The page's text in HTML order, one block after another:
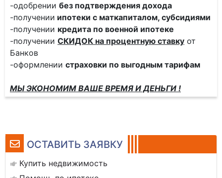
ОСТАВИТЬ ЗАЯВКУ
Купить недвижимость
-одобрении без подтверждения дохода
-получении ипотеки с маткапиталом, субсидиями
-получении кредита по военной ипотеке
-получении СКИДОК на процентную ставку от
Банков
-оформлении страховки по выгодным тарифам
МЫ ЭКОНОМИМ ВАШЕ ВРЕМЯ И ДЕНЬГИ !